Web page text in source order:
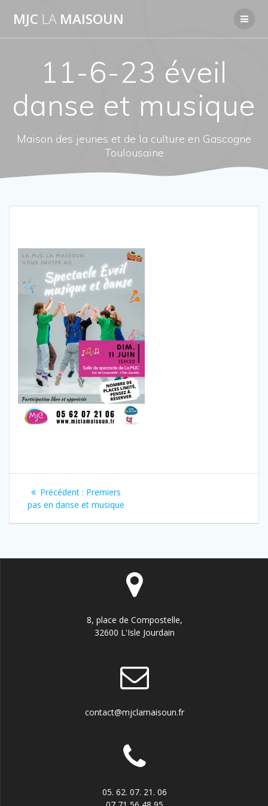
MJC LA MAISOUN
11-6-23 éveil
danse et musique
Maison des jeunes et de la culture en Gascogne
Toulousaine
Navigation
de
Précédent : Article
précédent
Premiers
pas en danse et musique
8, place de Compostelle,
32600 L'Isle Jourdain
contact@mjclamaisoun.fr
05. 62. 07. 21. 06